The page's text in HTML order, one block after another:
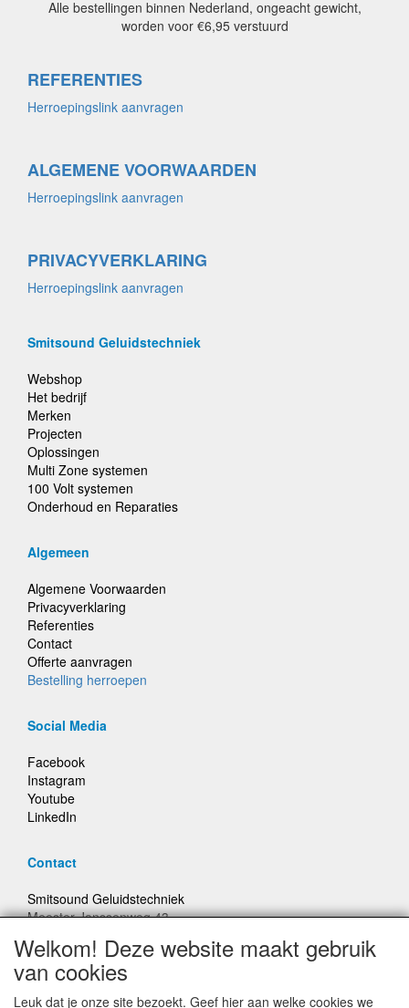
Alle bestellingen binnen Nederland, ongeacht gewicht,
worden voor €6,95 verstuurd
REFERENTIES
Herroepingslink aanvragen
ALGEMENE VOORWAARDEN
Herroepingslink aanvragen
PRIVACYVERKLARING
Herroepingslink aanvragen
Smitsound Geluidstechniek
Webshop
Het bedrijf
Merken
Projecten
Oplossingen
Multi Zone systemen
100 Volt systemen
Onderhoud en Reparaties
Algemeen
Algemene Voorwaarden
Privacyverklaring
Referenties
Contact
Offerte aanvragen
Bestelling herroepen
Social Media
Facebook
Instagram
Youtube
LinkedIn
Contact
Smitsound Geluidstechniek
Meester Janssenweg 43
E-mail: info@smitsound.nl
Telefoon: +31-(0)6-22256322
Welkom! Deze website maakt gebruik
van cookies
Leuk dat je onze site bezoekt. Geef hier aan welke cookies we